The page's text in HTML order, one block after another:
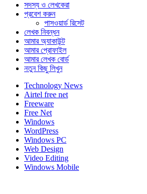
সদস্য ও লেখকেরা
প্রবেশ করুন
পাসওয়ার্ড রিসেট
লেখক নিবন্ধন
আমার অ্যাকাউন্ট
আমার প্রোফাইল
আমার লেখক বোর্ড
নতুন কিছু লিখুন
Technology News
Airtel free net
Freeware
Free Net
Windows
WordPress
Windows PC
Web Design
Video Editing
Windows Mobile